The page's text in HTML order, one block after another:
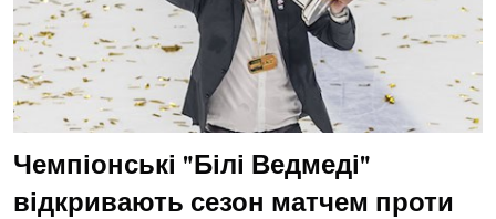
Чемпіонські "Білі Ведмеді"
відкривають сезон матчем проти